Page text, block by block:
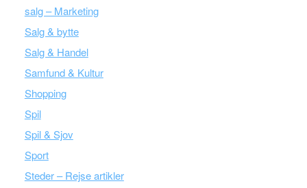
salg – Marketing
Salg & bytte
Salg & Handel
Samfund & Kultur
Shopping
Spil
Spil & Sjov
Sport
Steder – Rejse artikler